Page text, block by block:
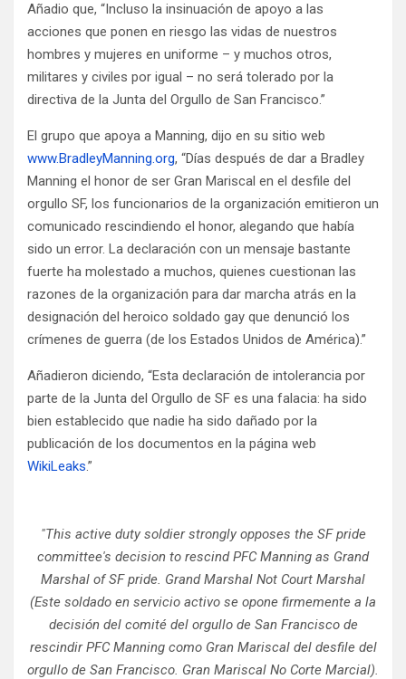
Añadio que, “Incluso la insinuación de apoyo a las
acciones que ponen en riesgo las vidas de nuestros
hombres y mujeres en uniforme – y muchos otros,
militares y civiles por igual – no será tolerado por la
directiva de la Junta del Orgullo de San Francisco.”
El grupo que apoya a Manning, dijo en su sitio web
www.BradleyManning.org, “Días después de dar a Bradley
Manning el honor de ser Gran Mariscal en el desfile del
orgullo SF, los funcionarios de la organización emitieron un
comunicado rescindiendo el honor, alegando que había
sido un error. La declaración con un mensaje bastante
fuerte ha molestado a muchos, quienes cuestionan las
razones de la organización para dar marcha atrás en la
designación del heroico soldado gay que denunció los
crímenes de guerra (de los Estados Unidos de América).”
Añadieron diciendo, “Esta declaración de intolerancia por
parte de la Junta del Orgullo de SF es una falacia: ha sido
bien establecido que nadie ha sido dañado por la
publicación de los documentos en la página web
WikiLeaks.”
"This active duty soldier strongly opposes the SF pride
committee's decision to rescind PFC Manning as Grand
Marshal of SF pride. Grand Marshal Not Court Marshal
(Este soldado en servicio activo se opone firmemente a la
decisión del comité del orgullo de San Francisco de
rescindir PFC Manning como Gran Mariscal del desfile del
orgullo de San Francisco. Gran Mariscal No Corte Marcial).